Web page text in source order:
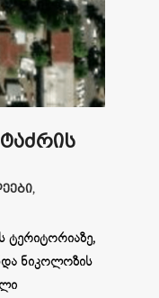
,
ტერიტორიაზე,
ნიკოლოზის